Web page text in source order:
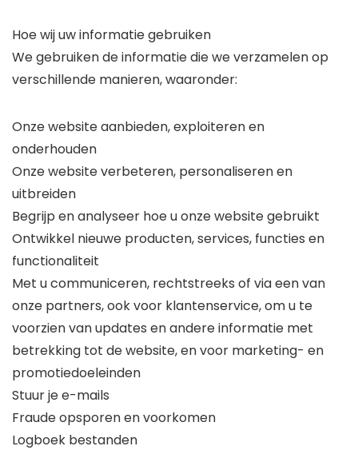
Hoe wij uw informatie gebruiken
We gebruiken de informatie die we verzamelen op
verschillende manieren, waaronder:
Onze website aanbieden, exploiteren en
onderhouden
Onze website verbeteren, personaliseren en
uitbreiden
Begrijp en analyseer hoe u onze website gebruikt
Ontwikkel nieuwe producten, services, functies en
functionaliteit
Met u communiceren, rechtstreeks of via een van
onze partners, ook voor klantenservice, om u te
voorzien van updates en andere informatie met
betrekking tot de website, en voor marketing- en
promotiedoeleinden
Stuur je e-mails
Fraude opsporen en voorkomen
Logboek bestanden